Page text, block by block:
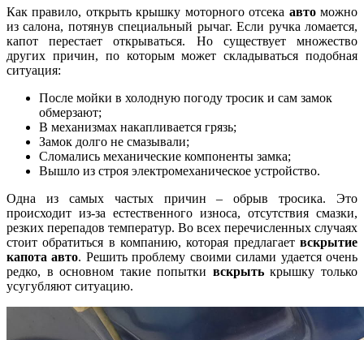
Как правило, открыть крышку моторного отсека автоможно
из салона, потянув специальный рычаг. Если ручка ломается,
капот перестает открываться. Но существует множество
других причин, по которым может складываться подобная
ситуация:
После мойки в холодную погоду тросик и сам замок
обмерзают;
В механизмах накапливается грязь;
Замок долго не смазывали;
Сломались механические компоненты замка;
Вышло из строя электромеханическое устройство.
Одна из самых частых причин – обрыв тросика. Это
происходит из-за естественного износа, отсутствия смазки,
резких перепадов температур. Во всех перечисленных случаях
стоит обратиться в компанию, которая предлагает вскрытие
капота авто. Решить проблему своими силами удается очень
редко, в основном такие попытки вскрытькрышку только
усугубляют ситуацию.